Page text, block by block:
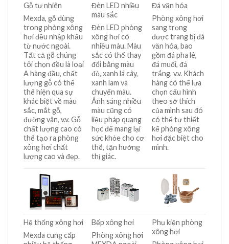
Gỗ tự nhiên
Mexda, gỗ dùng
trong phòng xông
hơi đều nhập khẩu
từ nước ngoài.
Tất cả gỗ chúng
tôi chọn đều là loại
A hàng đầu, chất
lượng gỗ có thể
thể hiện qua sự
khác biệt về màu
sắc, mắt gỗ,
đường vân, v.v. Gỗ
chất lượng cao có
thể tạo ra phòng
xông hơi chất
lượng cao và đẹp.
Đèn LED nhiều
màu sắc
Đèn LED phòng
xông hơi có
nhiều màu. Màu
sắc có thể thay
đổi bằng màu
đỏ, xanh lá cây,
xanh lam và
chuyển màu.
Ánh sáng nhiều
màu cũng có
liệu pháp quang
học để mang lại
sức khỏe cho cơ
thể, tận hưởng
thị giác.
Đá văn hóa
Phòng xông hơi
sang trọng
được trang bị đá
văn hóa, bao
gồm đá pha lê,
đá muối, đá
trắng, v.v. Khách
hàng có thể lựa
chọn cấu hình
theo sở thích
của mình sau đó
có thể tự thiết
kế phòng xông
hơi đặc biệt cho
mình.
Hệ thống xông hơi
Mexda cung cấp
Bếp xông hơi
Phòng xông hơi
Phụ kiện phòng
xông hơi